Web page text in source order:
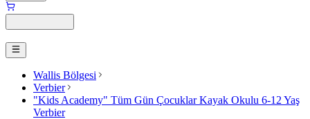
Wallis Bölgesi
Verbier
"Kids Academy" Tüm Gün Çocuklar Kayak Okulu 6-12 Yaş
Verbier